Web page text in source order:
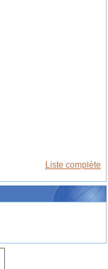
Liste complète